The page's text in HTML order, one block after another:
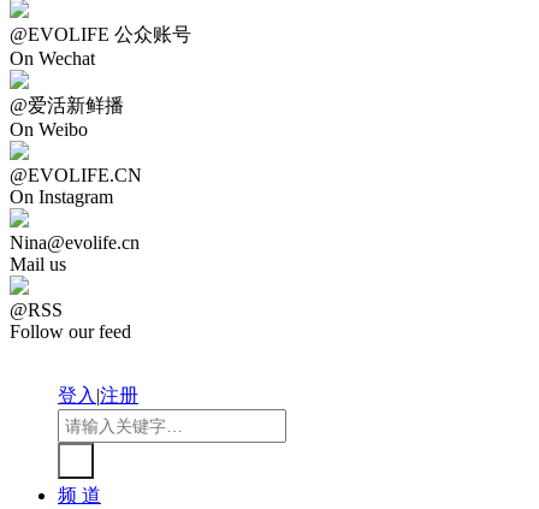
@EVOLIFE 公众账号
On Wechat
@爱活新鲜播
On Weibo
@EVOLIFE.CN
On Instagram
Nina@evolife.cn
Mail us
@RSS
Follow our feed
登入|注册
频 道